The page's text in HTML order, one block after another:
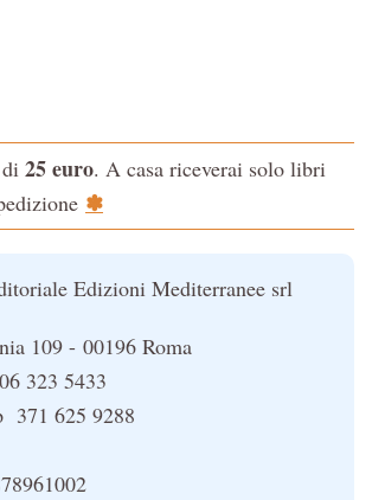
25 euro. A casa riceverai solo libri
✽
Edizioni Mediterranee srl
109 - 00196 Roma
323 5433
371 625 9288